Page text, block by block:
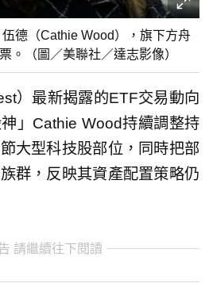
德（Cathie Wood），旗下方舟
。（圖／美聯社／達志影像）
）最新揭露的ETF交易動向
」Cathie Wood持續調整持
大型科技股部位，同時把部
群，反映其資產配置策略仍
請繼續往下閱讀